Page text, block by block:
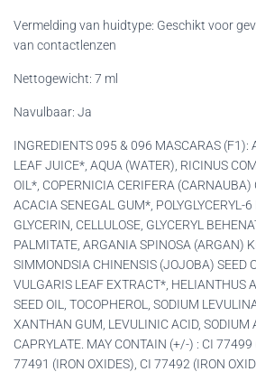
Vermelding van huidtype: Geschikt voor
van contactlenzen
Nettogewicht: 7 ml
Navulbaar: Ja
INGREDIENTS 095 & 096 MASCARAS (F1):
LEAF JUICE*, AQUA (WATER), RICINUS
OIL*, COPERNICIA CERIFERA (CARNAUBA)
ACACIA SENEGAL GUM*, POLYGLYCERYL-6
GLYCERIN, CELLULOSE, GLYCERYL
PALMITATE, ARGANIA SPINOSA (ARGAN)
SIMMONDSIA CHINENSIS (JOJOBA) SEED
VULGARIS LEAF EXTRACT*, HELIANTHUS
SEED OIL, TOCOPHEROL, SODIUM
XANTHAN GUM, LEVULINIC ACID, SODIUM
CAPRYLATE. MAY CONTAIN (+/-) : CI 77499
77491 (IRON OXIDES), CI 77492 (IRON